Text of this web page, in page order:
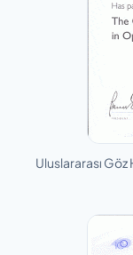
Uluslararası